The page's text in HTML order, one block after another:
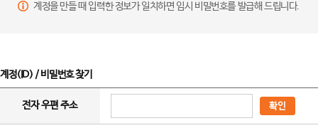
계정을 만들 때 입력한 정보가 일치하면 임시 비밀번호를 발급해 드립니다.
계정(ID) / 비밀번호 찾기
전자 우편 주소 확인